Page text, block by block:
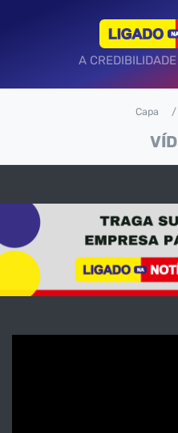
A
Capa